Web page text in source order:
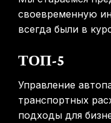
своевременную
всегда были в
ТОП-5
Управление
транспортных
подходы для